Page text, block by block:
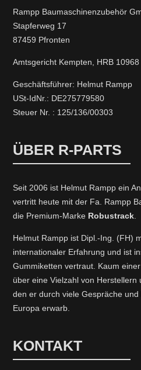
Rampp Baumaschinenzubehör
Stapferweg 17
87459 Pfronten
Amtsgericht Kempten, HRB 10968
Geschäftsführer: Helmut Rampp
USt-IdNr.: DE275779580
Steuer Nr. : 125/136/00303
ÜBER R-PARTS
Seit 2006 ist Helmut Rampp ein
vertritt heute mit der Fa. Rampp
die Premium-Marke Robustrack.
Helmut Rampp ist Dipl.-Ing. (FH)
internationaler Erfahrung und ist
Gummiketten vertraut. Kaum
über eine Vielzahl von Herstellern
den er durch viele Gespräche
Europa erwarb.
KONTAKT